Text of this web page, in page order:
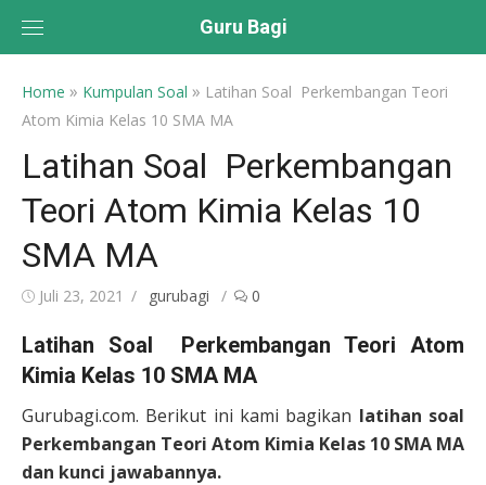
Guru Bagi
Home » Kumpulan Soal » Latihan Soal Perkembangan Teori
Atom Kimia Kelas 10 SMA MA
Latihan Soal Perkembangan
Teori Atom Kimia Kelas 10
SMA MA
Posted
Juli 23, 2021 Author
gurubagi 0
Latihan Soal Perkembangan Teori Atom
Kimia Kelas 10 SMA MA
Gurubagi.com. Berikut ini kami bagikan latihan soal
Perkembangan Teori Atom Kimia Kelas 10 SMA MA
dan kunci jawabannya.